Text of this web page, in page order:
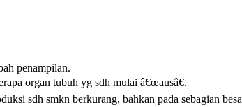
penampilan.
organ tubuh yg sdh mulai â€œausâ€.
sdh smkn berkurang, bahkan pada sebagian